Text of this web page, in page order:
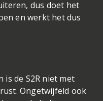
dus doet het
en werkt het dus
is de S2R niet met
Ongetwijfeld ook